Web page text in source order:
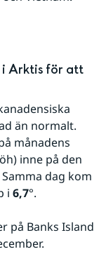
i Arktis för att
än normalt.
månadens
inne på den
Samma dag kom
i 6,7°.
på Banks Island